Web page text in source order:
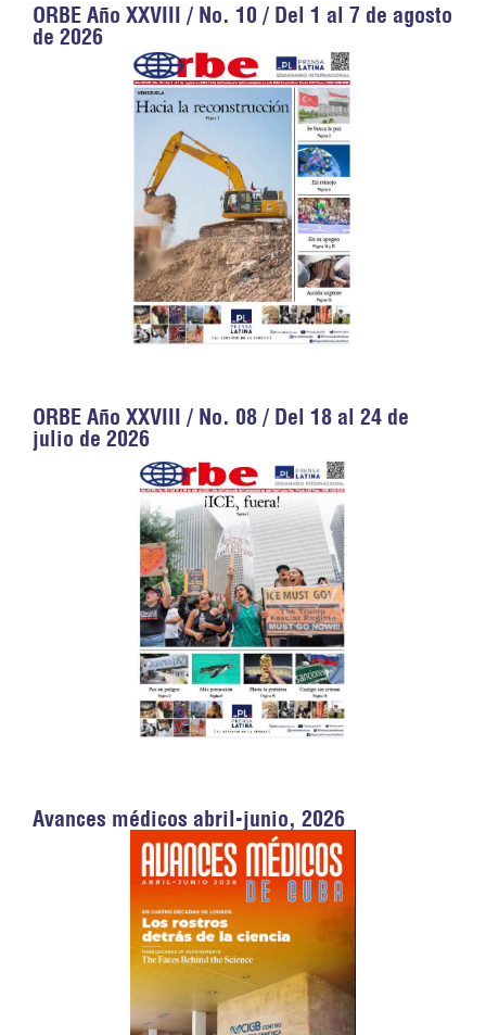
ORBE Año XXVIII / No. 10 / Del 1 al 7 de agosto
de 2026
ORBE Año XXVIII / No. 08 / Del 18 al 24 de
julio de 2026
Avances médicos abril-junio, 2026